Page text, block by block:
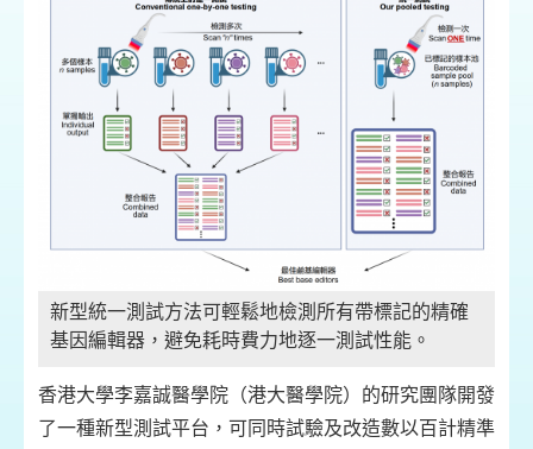
新型統一測試方法可輕鬆地檢測所有帶標記的精確
基因編輯器，避免耗時費力地逐一測試性能。
香港大學李嘉誠醫學院（港大醫學院）的研究團隊開發
了一種新型測試平台，可同時試驗及改造數以百計精準